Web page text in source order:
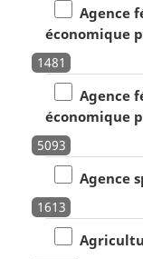
Agence
économique
1481
Agence
économique
5093
Agence
1613